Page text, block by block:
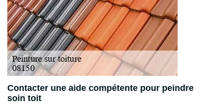
Contacter une aide compétente pour peindre
soin toit